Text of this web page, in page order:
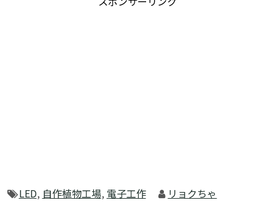
LED, 自作植物工場, 電子工作 リョクちゃ